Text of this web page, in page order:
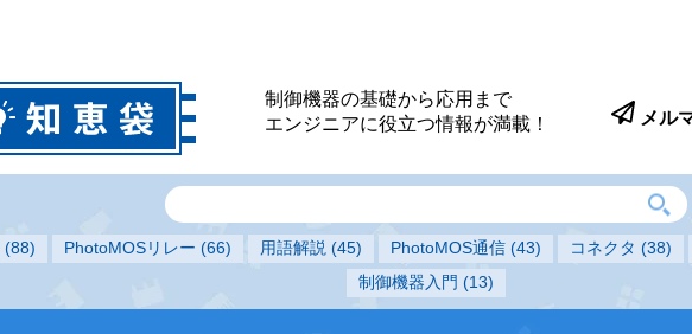
制御機器の基礎から応用まで
エンジニアに役立つ情報が満載！
メル
(88) PhotoMOSリレー (66) 用語解説 (45) PhotoMOS通信 (43) コネクタ (38)
制御機器入門 (13)